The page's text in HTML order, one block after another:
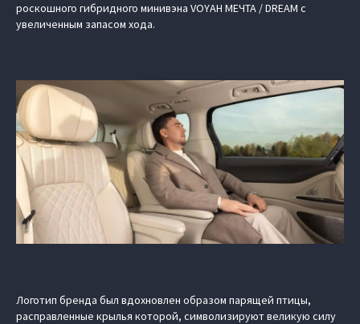
роскошного гибридного минивэна VOYAH МЕЧТА / DREAM с
увеличенным запасом хода.
Логотип бренда был вдохновлен образом парящей птицы,
расправленные крылья которой, символизируют великую силу